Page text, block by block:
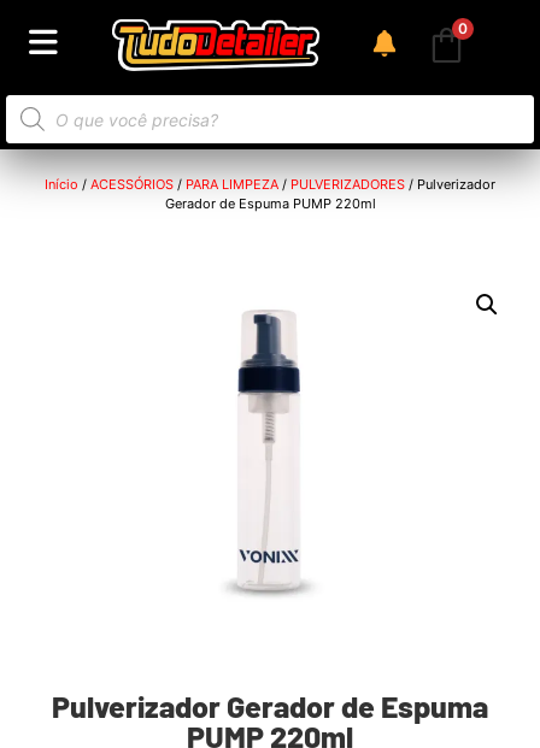
0
Início / ACESSÓRIOS / PARA LIMPEZA / PULVERIZADORES / Pulverizador
Gerador de Espuma PUMP 220ml
Pulverizador Gerador de Espuma
PUMP 220ml